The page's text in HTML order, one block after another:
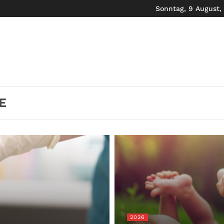
Sonntag, 9 August,
2026